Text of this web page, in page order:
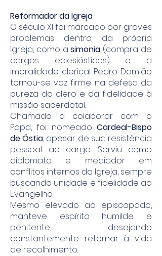
Reformador da Igreja
O século XI foi marcado por graves
problemas dentro da própria
Igreja, como asimonia (compra de
cargos eclesiásticos) e a
imoralidade clerical. Pedro Damião
tornou-se voz firme na defesa da
pureza do clero e da fidelidade à
missão sacerdotal.
Chamado a colaborar com o
Papa, foi nomeado Cardeal-Bispo
de Óstia, apesar de sua resistência
pessoal ao cargo. Serviu como
diplomata e mediador em
conflitos internos da Igreja, sempre
buscando unidade e fidelidade ao
Evangelho.
Mesmo elevado ao episcopado,
manteve espírito humilde e
penitente, desejando
constantemente retornar à vida
de recolhimento.